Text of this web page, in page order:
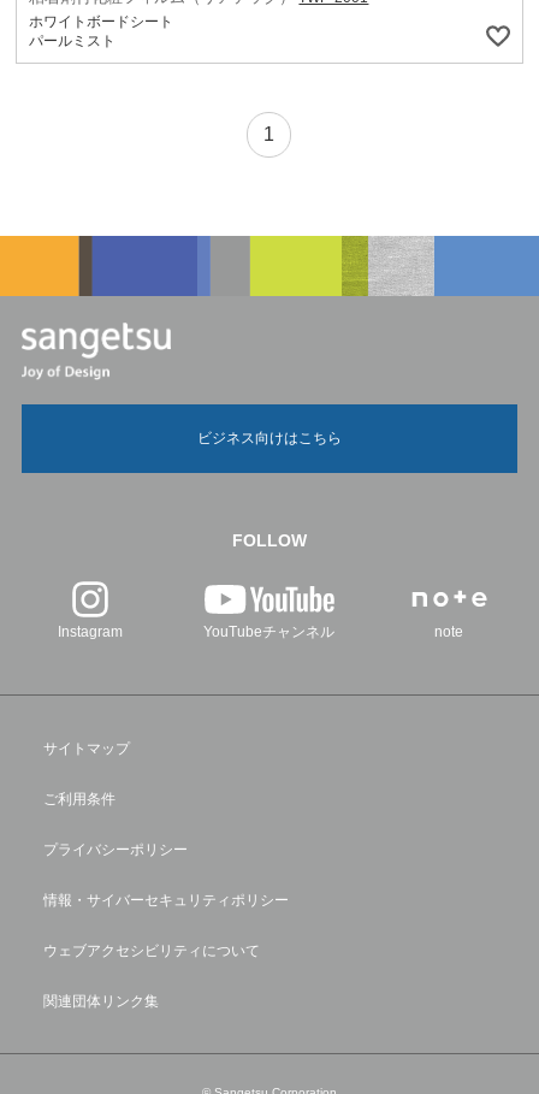
ホワイトボードシート
パールミスト
1
ビジネス向けはこちら
FOLLOW
Instagram YouTubeチャンネル note
サイトマップ
ご利用条件
プライバシーポリシー
情報・サイバーセキュリティポリシー
ウェブアクセシビリティについて
関連団体リンク集